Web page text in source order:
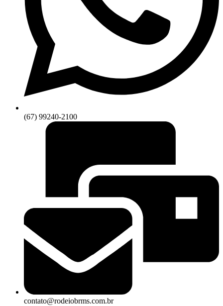
(67) 99240-2100
contato@rodeiobrms.com.br